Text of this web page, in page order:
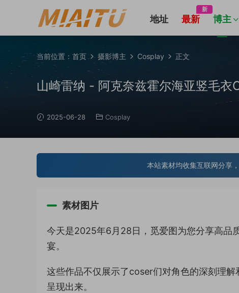
地址 最新
新
博主
当前位置： 首页 摄影博主 Cosplay 正文
山崎雷纳 - 阿克奈兹霍尔海亚竖毛
2025-06-28 Cosplay
本站素材均收集互联网分享
素材图片
今天是2025年6月28日，觅爱图为您分享高品
宴。
这些作品不仅展示了coser们对角色的深刻理
呈现出来。